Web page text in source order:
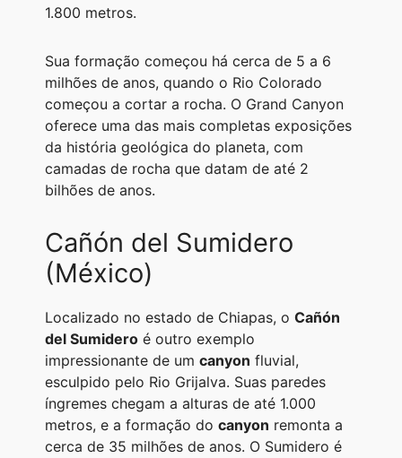
1.800 metros.
Sua formação começou há cerca de 5 a 6
milhões de anos, quando o Rio Colorado
começou a cortar a rocha. O Grand Canyon
oferece uma das mais completas exposições
da história geológica do planeta, com
camadas de rocha que datam de até 2
bilhões de anos.
Cañón del Sumidero
(México)
Localizado no estado de Chiapas, o Cañón
del Sumidero é outro exemplo
impressionante de um canyon fluvial,
esculpido pelo Rio Grijalva. Suas paredes
íngremes chegam a alturas de até 1.000
metros, e a formação do canyon remonta a
cerca de 35 milhões de anos. O Sumidero é